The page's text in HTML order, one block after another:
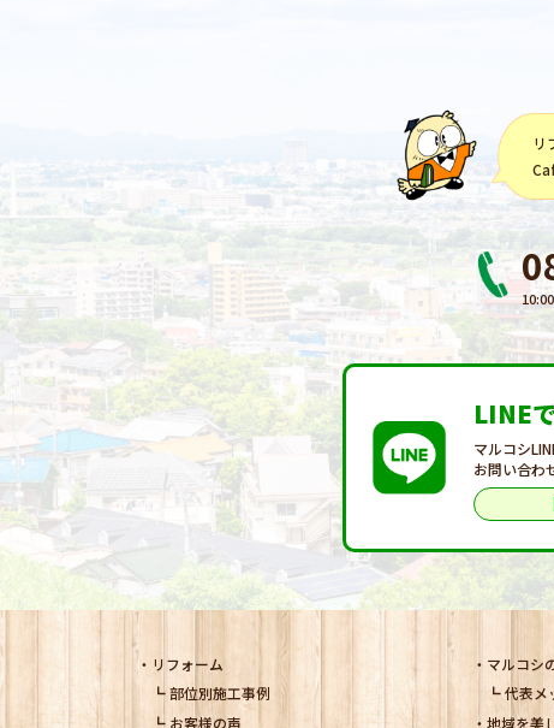
リ
LINE
マルコシ
お問い合わ
リフォーム
部位別施工事例
お客様の声
マルコシ
代表メ
地域を美